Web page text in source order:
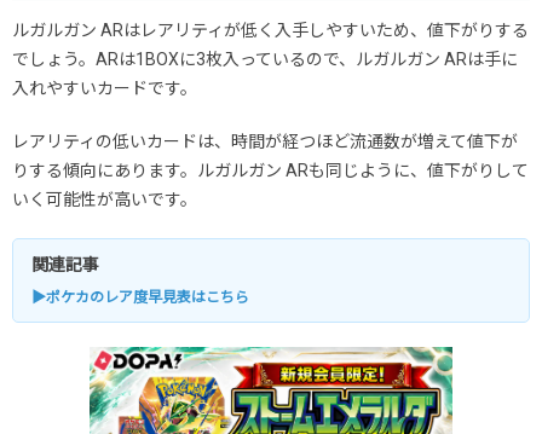
ルガルガン ARはレアリティが低く入手しやすいため、値下がりする
でしょう。ARは1BOXに3枚入っているので、ルガルガン ARは手に
入れやすいカードです。
レアリティの低いカードは、時間が経つほど流通数が増えて値下が
りする傾向にあります。ルガルガン ARも同じように、値下がりして
いく可能性が高いです。
関連記事
▶ポケカのレア度早見表はこちら